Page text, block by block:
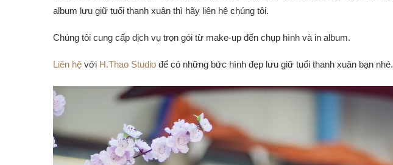
album lưu giữ tuổi thanh xuân thì hãy liên hệ chúng tôi.
Chúng tôi cung cấp dịch vụ trọn gói từ make-up đến chụp hình và in album.
Liên hệ với H.Thao Studio để có những bức hình đẹp lưu giữ tuổi thanh xuân bạn nhé.